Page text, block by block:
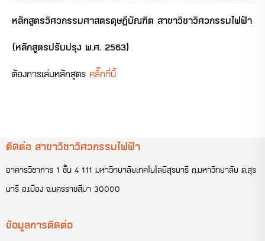
หลักสูตรวิศวกรรมศาสตรดุษฎีบัณฑิต สาขาวิชาวิศวกรรมไฟฟ้า
(หลักสูตรปรับปรุง พ.ศ. 2563)
ต้องการเล่มหลักสูตร คลิ๊กที่นี้
ติดต่อ สาขาวิชาวิศวกรรมไฟฟ้า
อาคารวิชาการ 1 ชั้น 4 111 มหาวิทยาลัยเทคโนโลยีสุรนารี ถ.มหาวิทยาลัย ต.สุร
นารี อ.เมือง จ.นครราชสีมา 30000
ข้อมูลการติดต่อ